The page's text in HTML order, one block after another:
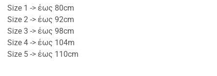
Size 1 -> έως 80cm
Size 2 -> έως 92cm
Size 3 -> έως 98cm
Size 4 -> έως 104m
Size 5 -> έως 110cm